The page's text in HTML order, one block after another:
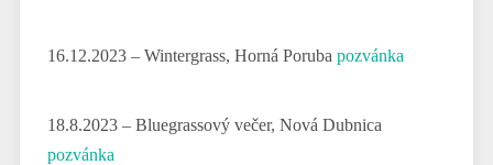
16.12.2023 – Wintergrass, Horná Poruba pozvánka
18.8.2023 – Bluegrassový večer, Nová Dubnica
pozvánka